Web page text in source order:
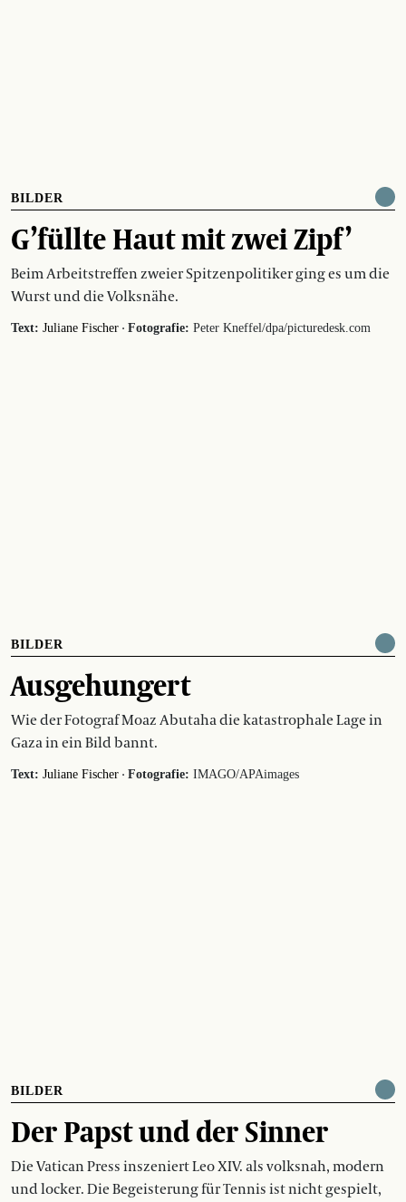
BILDER
G’füllte Haut mit zwei Zipf’
Beim Arbeitstreffen zweier Spitzenpolitiker ging es um die
Wurst und die Volksnähe.
Text: Juliane Fischer · Fotografie: Peter Kneffel/dpa/picturedesk.com
BILDER
Ausgehungert
Wie der Fotograf Moaz Abutaha die katastrophale Lage in
Gaza in ein Bild bannt.
Text: Juliane Fischer · Fotografie: IMAGO/APAimages
BILDER
Der Papst und der Sinner
Die Vatican Press inszeniert Leo XIV. als volksnah, modern
und locker. Die Begeisterung für Tennis ist nicht gespielt,